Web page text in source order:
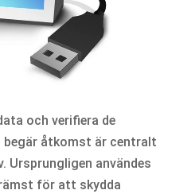
och verifiera de
begär åtkomst är centralt
Ursprungligen användes
för att skydda